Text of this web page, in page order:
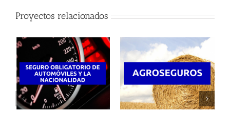
Proyectos relacionados